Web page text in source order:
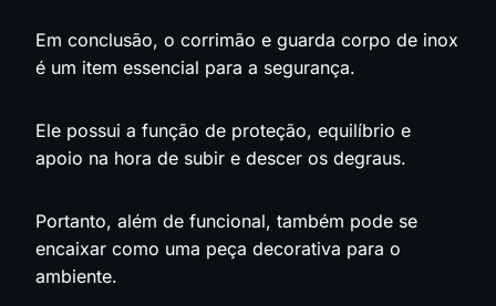
Em conclusão, o corrimão e guarda corpo de inox
é um item essencial para a segurança.
Ele possui a função de proteção, equilíbrio e
apoio na hora de subir e descer os degraus.
Portanto, além de funcional, também pode se
encaixar como uma peça decorativa para o
ambiente.